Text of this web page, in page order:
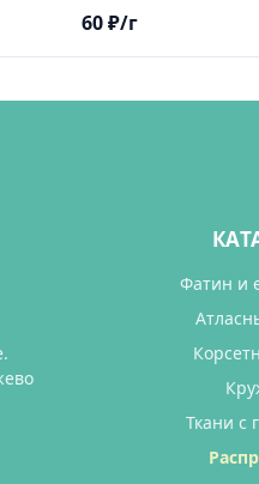
60₽/г
Фатин и
Ткани с